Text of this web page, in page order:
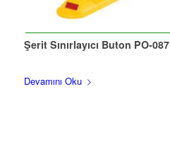
Şerit Sınırlayıcı Buton PO-087
Devamını Oku